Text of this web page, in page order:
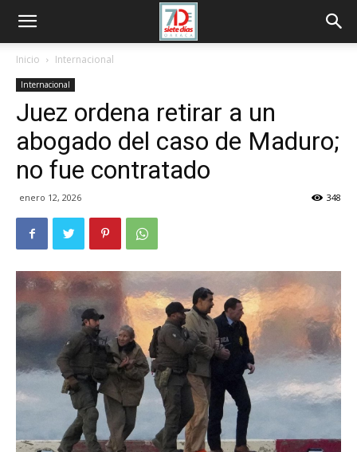
Inicio Internacional
Internacional
Juez ordena retirar a un
abogado del caso de Maduro;
no fue contratado
enero 12, 2026 348